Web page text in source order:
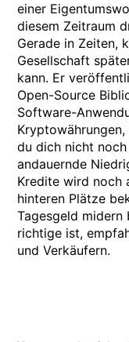
einer
diesem Zeitraum
Gerade in Zeiten,
Gesellschaft
kann. Er
Open-Source
Software-
du dich nicht
andauernde
Kredite wird noch
hinteren Plätze
Tagesgeld midern
richtige ist,
und Verkäufern.